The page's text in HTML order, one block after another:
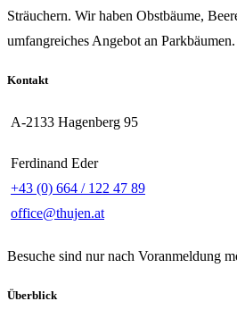
Sträuchern. Wir haben Obstbäume,
umfangreiches Angebot an Parkbäumen.
Kontakt
A-2133 Hagenberg 95
Ferdinand Eder
+43 (0) 664 / 122 47 89
office@thujen.at
Besuche sind nur nach Voranmeldung
Überblick